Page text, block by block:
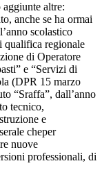
altre:
anche se ha ormai
scolastico
qualifica regionale
di Operatore
e “Servizi di
(DPR 15 marzo
“Sraffa”, dall’anno
tecnico,
e
cheper
nuove
professionali, di